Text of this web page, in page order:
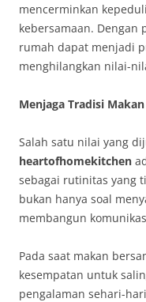
mencerminkan
kebersamaan. Dengan
rumah dapat menjadi
menghilangkan nilai-
Menjaga Tradisi
Salah satu nilai yang
heartofhomekitchen
sebagai rutinitas yang
bukan hanya soal
membangun
Pada saat makan
kesempatan untuk
pengalaman sehari-